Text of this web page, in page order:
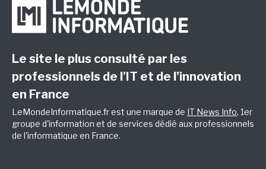
Le site le plus consulté par les
professionnels de l’IT et de l’innovation
en France
LeMondeInformatique.fr est une marque de IT News Info, 1er
groupe d'information et de services dédié aux professionnels
de l'informatique en France.